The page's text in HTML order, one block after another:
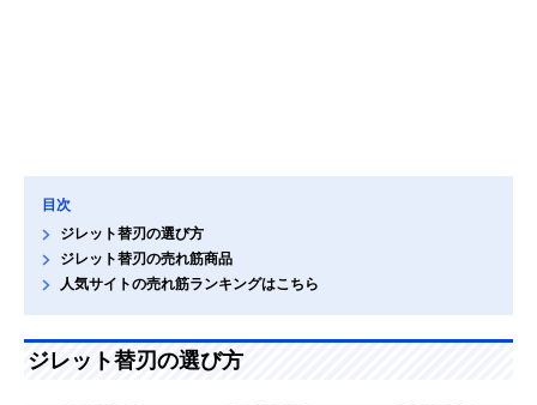
目次
ジレット替刃の選び方
ジレット替刃の売れ筋商品
人気サイトの売れ筋ランキングはこちら
ジレット替刃の選び方